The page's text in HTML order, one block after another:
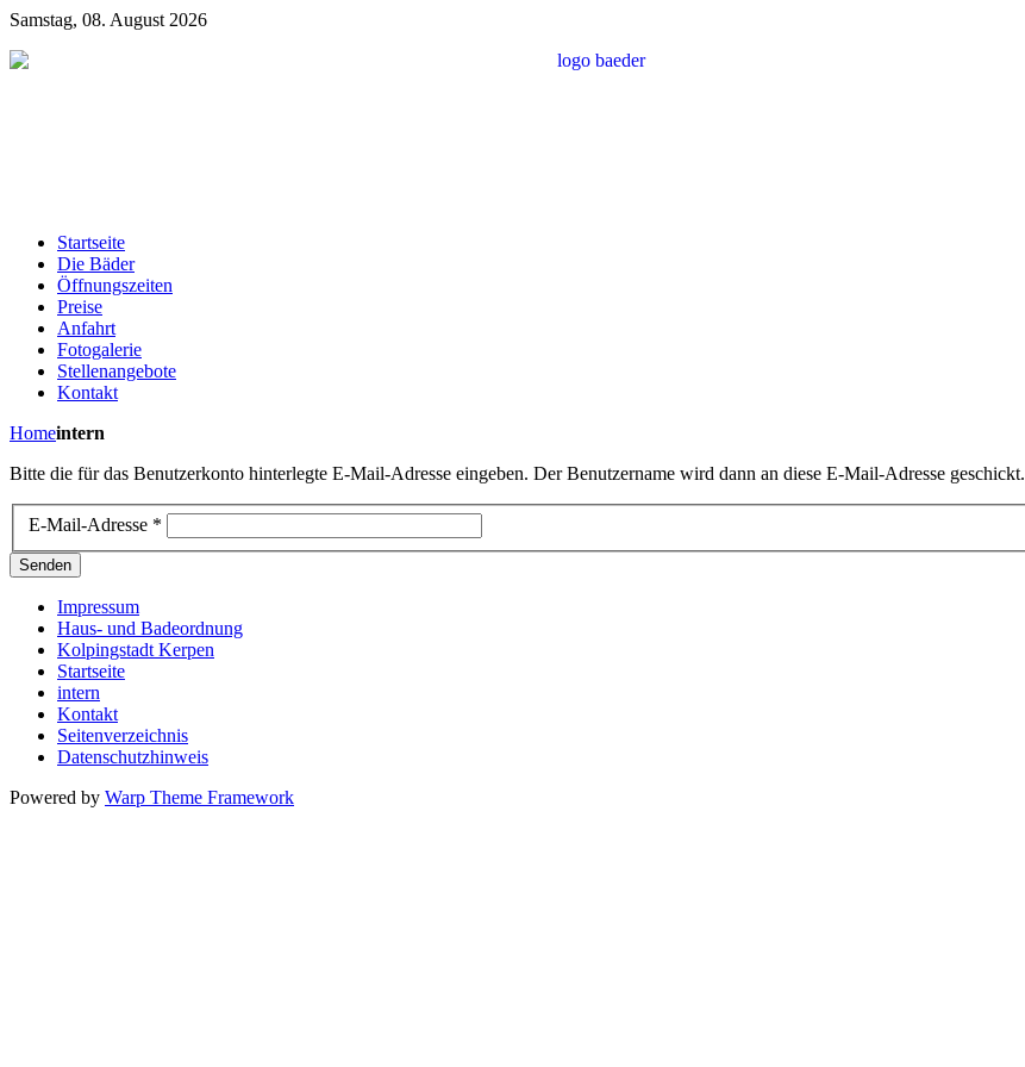
Samstag, 08. August 2026
Startseite
Die Bäder
Öffnungszeiten
Preise
Anfahrt
Fotogalerie
Stellenangebote
Kontakt
Homeintern
Bitte die für das Benutzerkonto hinterlegte E-Mail-Adresse eingeben. Der Benutzername wird dann an diese E-Mail-Adresse geschickt.
E-Mail-Adresse *
Senden
Impressum
Haus- und Badeordnung
Kolpingstadt Kerpen
Startseite
intern
Kontakt
Seitenverzeichnis
Datenschutzhinweis
Powered by Warp Theme Framework